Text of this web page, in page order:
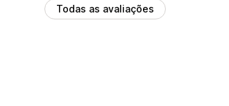
Todas as avaliações